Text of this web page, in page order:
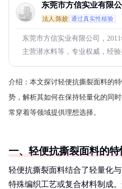
东莞市方信实业有限公
法人:陈姣 通过真实性核验
东莞市方信实业有限公司，
主营潜水料等，专业权威，经验
介绍： 本文探讨轻便抗撕裂面料的
势，解析其如何在保持轻量化的同
常穿着等领域提供理想选择。
一、轻便抗撕裂面料的特
轻便抗撕裂面料结合了轻量化
特殊编织工艺或复合材料制成